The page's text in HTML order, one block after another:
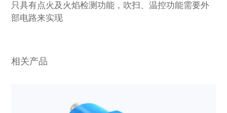
只具有点火及火焰检测功能，吹扫、温控功能需要外
部电路来实现
相关产品